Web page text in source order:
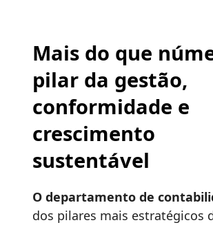
Mais do que
pilar da gestão,
conformidade e
crescimento
sustentável
O departamento de
dos pilares mais estratégicos